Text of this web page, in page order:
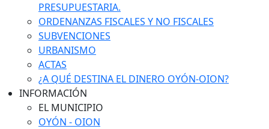
PRESUPUESTARIA.
ORDENANZAS FISCALES Y NO FISCALES
SUBVENCIONES
URBANISMO
ACTAS
¿A QUÉ DESTINA EL DINERO OYÓN-OION?
INFORMACIÓN
EL MUNICIPIO
OYÓN - OION